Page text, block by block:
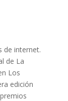
de internet.
de La
Los
edición